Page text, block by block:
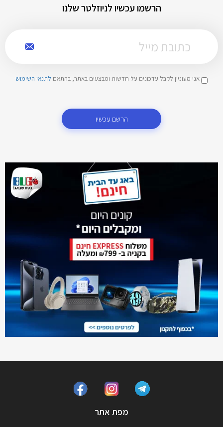
הרשמו עכשיו לניוזלטר שלנו
אני מעוניין לקבל עדכונים על חדשות ומבצעים באתר, בהתאם לתנאי השימוש
הרשם עכשיו
מפת אתר